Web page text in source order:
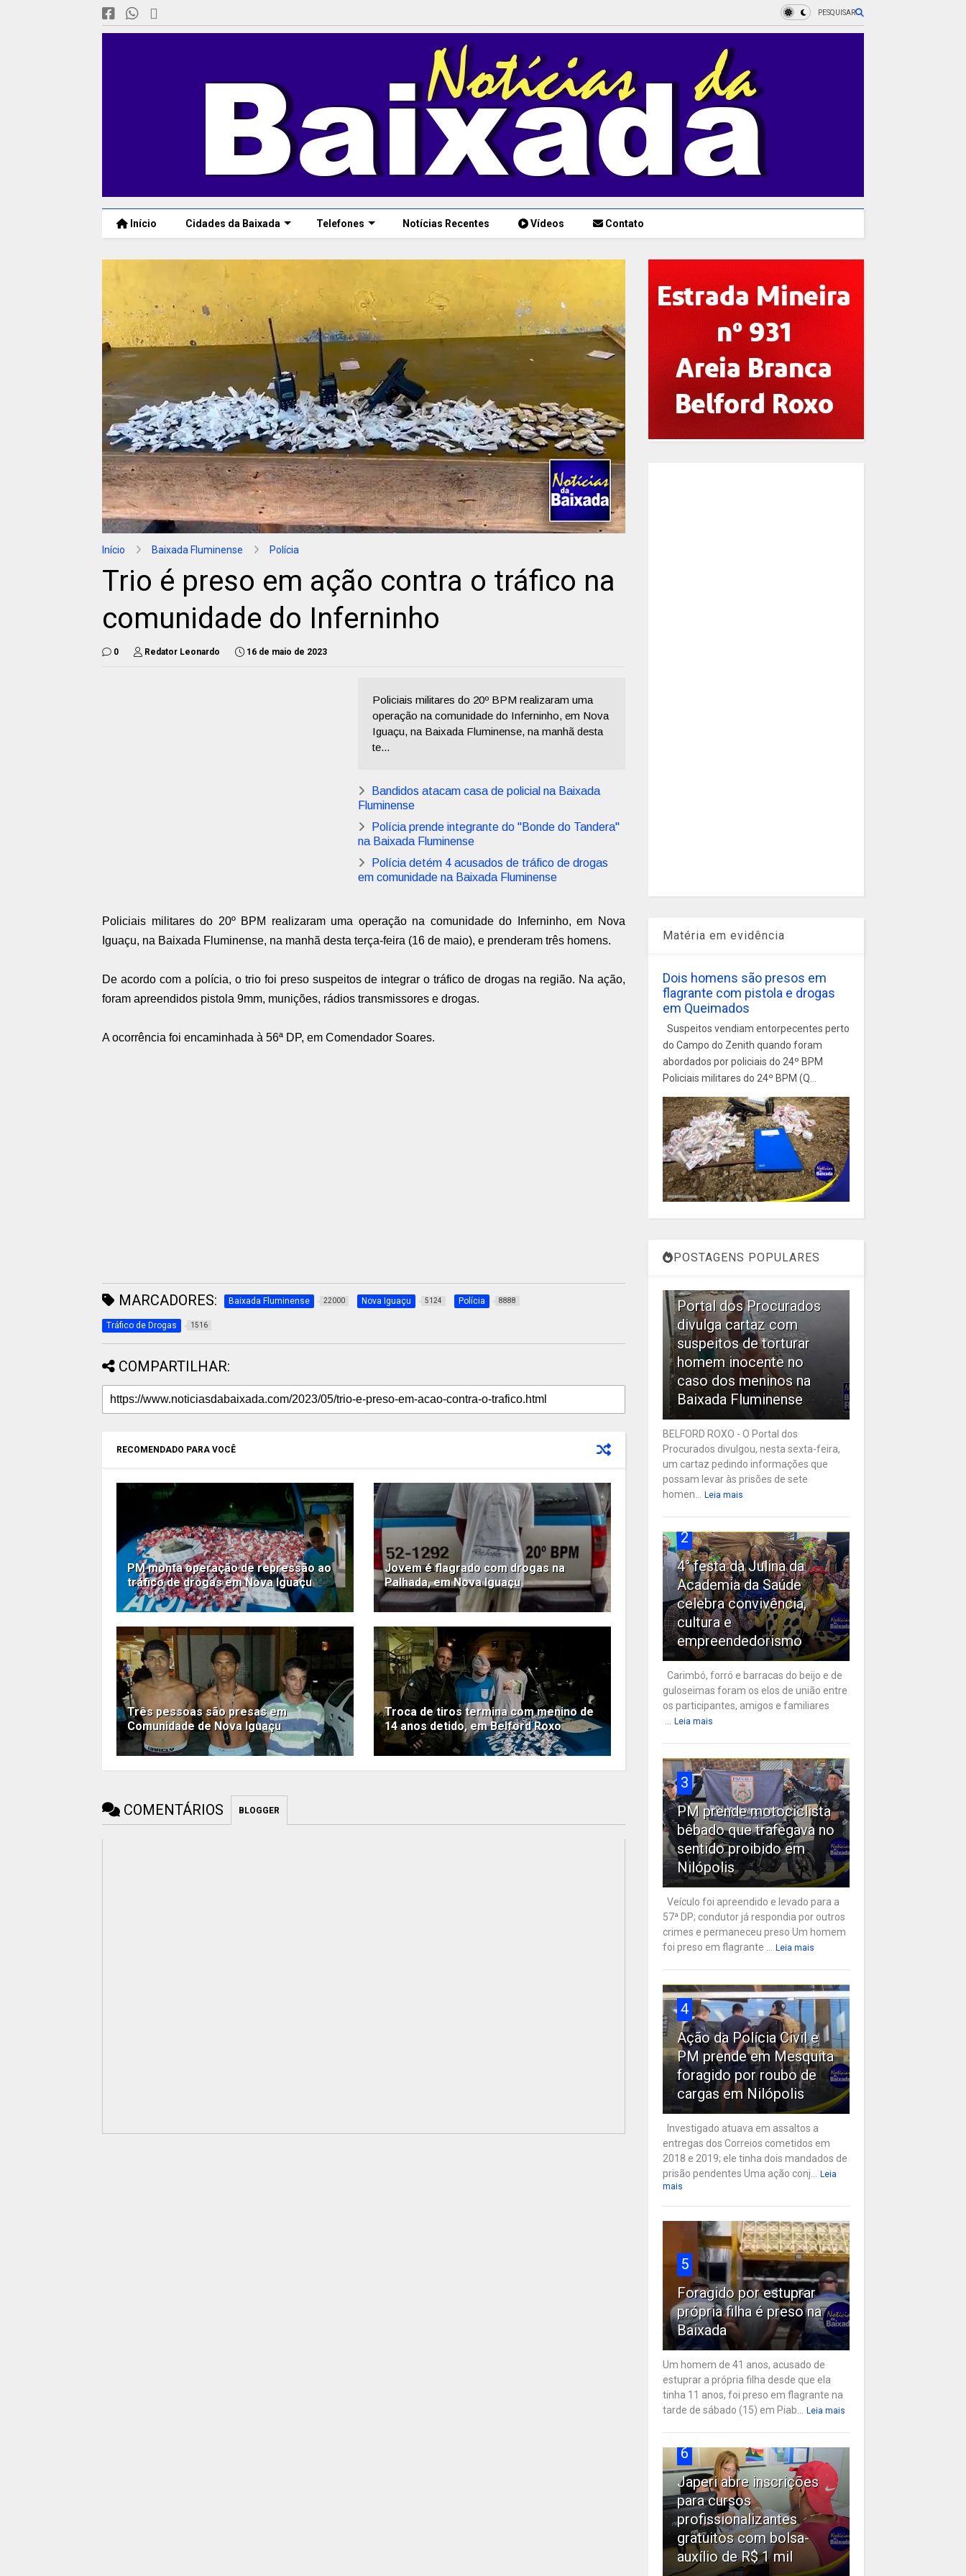
PESQUISAR
Início Cidades da Baixada Telefones Notícias Recentes Vídeos Contato
Início Baixada Fluminense Polícia
Trio é preso em ação contra o tráfico na
comunidade do Inferninho
0 Redator Leonardo 16 de maio de 2023
Policiais militares do 20º BPM realizaram uma
operação na comunidade do Inferninho, em Nova
Iguaçu, na Baixada Fluminense, na manhã desta
te...
Bandidos atacam casa de policial na Baixada
Fluminense
Polícia prende integrante do "Bonde do Tandera"
na Baixada Fluminense
Polícia detém 4 acusados de tráfico de drogas
em comunidade na Baixada Fluminense
Policiais militares do 20º BPM realizaram uma operação na comunidade do Inferninho, em Nova
Iguaçu, na Baixada Fluminense, na manhã desta terça-feira (16 de maio), e prenderam três homens.
De acordo com a polícia, o trio foi preso suspeitos de integrar o tráfico de drogas na região. Na ação,
foram apreendidos pistola 9mm, munições, rádios transmissores e drogas.
A ocorrência foi encaminhada à 56ª DP, em Comendador Soares.
MARCADORES: Baixada Fluminense 22000 Nova Iguaçu 5124 Polícia 8888
Tráfico de Drogas 1516
COMPARTILHAR:
RECOMENDADO PARA VOCÊ
PM monta operação de repressão ao
tráfico de drogas em Nova Iguaçu
Jovem é flagrado com drogas na
Palhada, em Nova Iguaçu
Três pessoas são presas em
Comunidade de Nova Iguaçu
Troca de tiros termina com menino de
14 anos detido, em Belford Roxo
COMENTÁRIOS BLOGGER
Matéria em evidência
Dois homens são presos em
flagrante com pistola e drogas
em Queimados
Suspeitos vendiam entorpecentes perto
do Campo do Zenith quando foram
abordados por policiais do 24º BPM
Policiais militares do 24º BPM (Q...
POSTAGENS POPULARES
Portal dos Procurados
divulga cartaz com
suspeitos de torturar
homem inocente no
caso dos meninos na
Baixada Fluminense
BELFORD ROXO - O Portal dos
Procurados divulgou, nesta sexta-feira,
um cartaz pedindo informações que
possam levar às prisões de sete
homen... Leia mais
2
4° festa da Julina da
Academia da Saúde
celebra convivência,
cultura e
empreendedorismo
Carimbó, forró e barracas do beijo e de
guloseimas foram os elos de união entre
os participantes, amigos e familiares
... Leia mais
3
PM prende motociclista
bêbado que trafegava no
sentido proibido em
Nilópolis
Veículo foi apreendido e levado para a
57ª DP; condutor já respondia por outros
crimes e permaneceu preso Um homem
foi preso em flagrante ... Leia mais
4
Ação da Polícia Civil e
PM prende em Mesquita
foragido por roubo de
cargas em Nilópolis
Investigado atuava em assaltos a
entregas dos Correios cometidos em
2018 e 2019; ele tinha dois mandados de
prisão pendentes Uma ação conj... Leia
mais
5
Foragido por estuprar
própria filha é preso na
Baixada
Um homem de 41 anos, acusado de
estuprar a própria filha desde que ela
tinha 11 anos, foi preso em flagrante na
tarde de sábado (15) em Piab... Leia mais
6
Japeri abre inscrições
para cursos
profissionalizantes
gratuitos com bolsa-
auxílio de R$ 1 mil